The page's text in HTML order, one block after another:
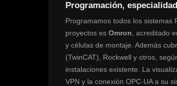
Programación,
Programamos todos los sistemas
proyectos es Omron , acreditado
y células de montaje. Además
(TwinCAT), Rockwell y otros,
instalaciones existente. La
VPN y la conexión OPC-UA a su